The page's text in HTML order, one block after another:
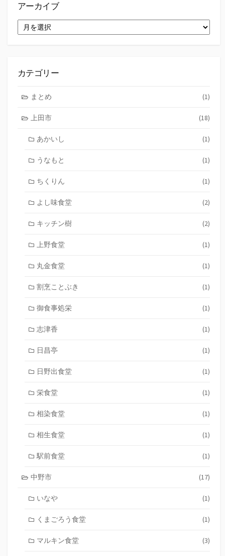
アーカイブ
ー
カテゴリー
まとめ (1)
上田市 (18)
あかいし (1)
うなもと (1)
ちくりん (1)
よし味食堂 (2)
キッチン樹 (2)
上野食堂 (1)
丸金食堂 (1)
割烹ことぶき (1)
御食事処栄 (1)
志津香 (1)
日昌亭 (1)
日野出食堂 (1)
栄食堂 (1)
相染食堂 (1)
相生食堂 (1)
駅前食堂 (1)
中野市 (17)
いなや (1)
くまごろう食堂 (1)
マルキン食堂 (3)